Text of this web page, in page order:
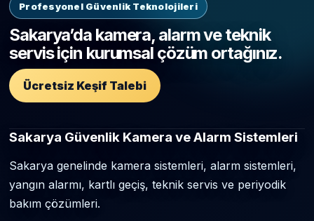
Profesyonel Güvenlik Teknolojileri
Sakarya’da kamera, alarm ve teknik
servis için kurumsal çözüm ortağınız.
Ücretsiz Keşif Talebi
Sakarya Güvenlik Kamera ve Alarm Sistemleri
Sakarya genelinde kamera sistemleri, alarm sistemleri,
yangın alarmı, kartlı geçiş, teknik servis ve periyodik
bakım çözümleri.